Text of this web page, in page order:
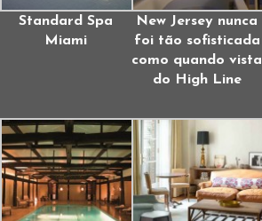
Standard Spa
Miami
New Jersey nunca
foi tão sofisticada
como quando vista
do High Line